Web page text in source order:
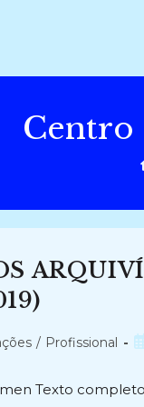
Centro
/ Profissional
Texto